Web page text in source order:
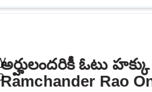
అర్హులందరికీ ఓటు
Ramchander Rao